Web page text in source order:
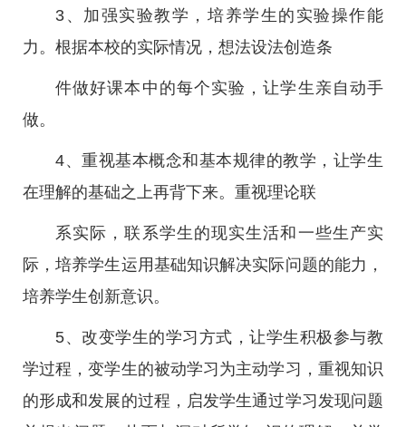
3、加强实验教学，培养学生的实验操作能
力。根据本校的实际情况，想法设法创造条
件做好课本中的每个实验，让学生亲自动手
做。
4、重视基本概念和基本规律的教学，让学生
在理解的基础之上再背下来。重视理论联
系实际，联系学生的现实生活和一些生产实
际，培养学生运用基础知识解决实际问题的能力，
培养学生创新意识。
5、改变学生的学习方式，让学生积极参与教
学过程，变学生的被动学习为主动学习，重视知识
的形成和发展的过程，启发学生通过学习发现问题